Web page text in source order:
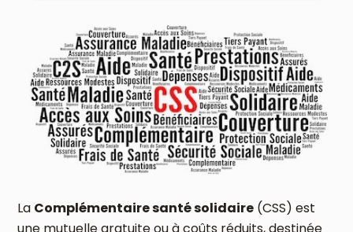
La Complémentaire santé solidaire (CSS) est